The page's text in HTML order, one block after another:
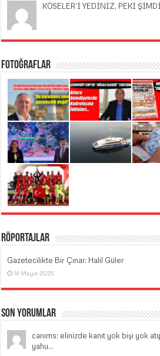
KÖSELER’İ YEDİNİZ, PEKİ
Fotoğraflar
Röportajlar
Gazetecilikte Bir Çınar: Halil Güler
14 Mayıs 2025
Son Yorumlar
canıms: elinizde kanıt yok bişi yok
yahu...